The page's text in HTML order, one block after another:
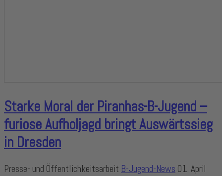
Starke Moral der Piranhas-B-Jugend –
furiose Aufholjagd bringt Auswärtssieg
in Dresden
Presse- und Öffentlichkeitsarbeit B-Jugend-News 01. April